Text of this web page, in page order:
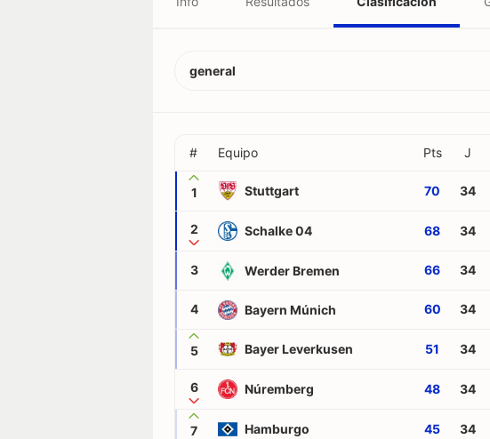
Árbitros
Récords
general
# Equipo Pts J
1 Stuttgart 70 34
2 Schalke 04 68 34
3 Werder Bremen 66 34
4 Bayern Múnich 60 34
5 Bayer Leverkusen 51 34
6 Núremberg 48 34
7 Hamburgo 45 34